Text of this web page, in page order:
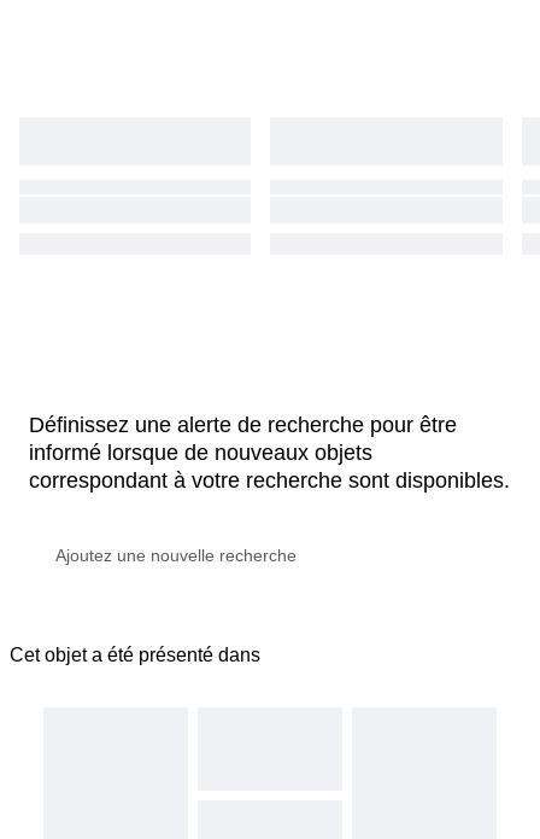
Définissez une alerte de recherche pour être
informé lorsque de nouveaux objets
correspondant à votre recherche sont disponibles.
Cet objet a été présenté dans